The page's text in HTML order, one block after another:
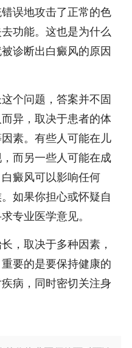
误地攻击了正常的色
功能。这也是为什么
诊断出白癜风的原因
个问题，答案并不固
异，取决于患者的体
素。有些人可能在儿
而另一些人可能在成
癜风可以影响任何
如果你担心或怀疑自
专业医学意见。
，取决于多种因素，
要的是要保持健康的
病，同时密切关注身